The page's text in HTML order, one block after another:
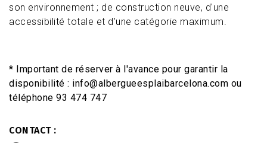
son environnement ; de construction neuve, d'une
accessibilité totale et d'une catégorie maximum.
* Important de réserver à l'avance pour garantir la
disponibilité : info@albergueesplaibarcelona.com ou
téléphone 93 474 747
CONTACT